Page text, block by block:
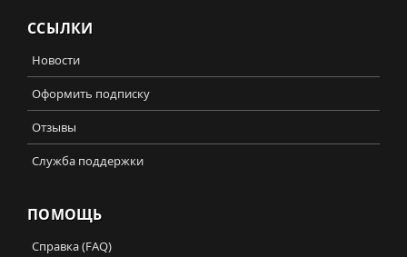
ССЫЛКИ
Новости
Оформить подписку
Отзывы
Служба поддержки
ПОМОЩЬ
Справка (FAQ)